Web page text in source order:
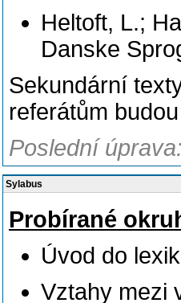
Heltoft, L.;
Danske
Sekundární
referátům
Poslední
Sylabus
Probírané
Úvod do
Vztahy mezi